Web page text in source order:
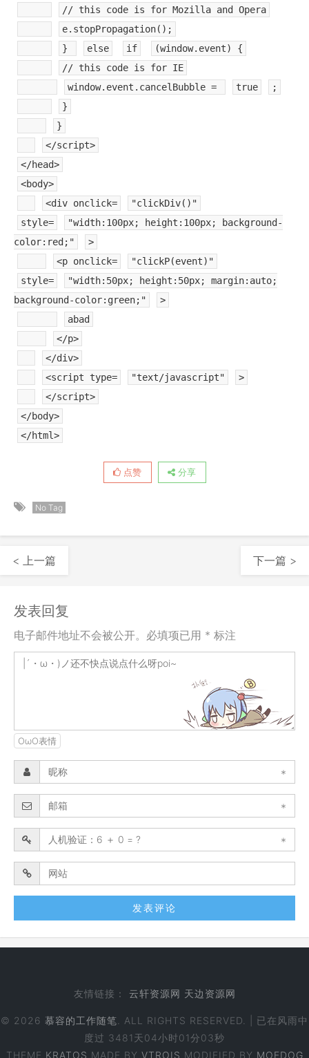
// this code is for Mozilla and Opera
e.stopPropagation();
}
else if
(window.event) {
// this code is for IE
window.event.cancelBubble =
true
;
}
}
</script>
</head>
<body>
<div onclick=
"clickDiv()"
style=
"width:100px; height:100px; background-
color:red;"
>
<p onclick=
"clickP(event)"
style=
"width:50px; height:50px; margin:auto;
background-color:green;"
>
abad
</p>
</div>
<script type=
"text/javascript"
>
</script>
</body>
</html>
点赞 分享
No Tag
< 上一篇 下一篇 >
发表回复
电子邮件地址不会被公开。必填项已用 * 标注
OωO表情
*
*
*
友情链接： 云轩资源网 天边资源网
© 2026 慕容的工作随笔 . ALL RIGHTS RESERVED. | 已在风雨中
度过 3481天04小时01分04秒
THEME KRATOS MADE BY VTROIS MODIFIED BY MOEDOG